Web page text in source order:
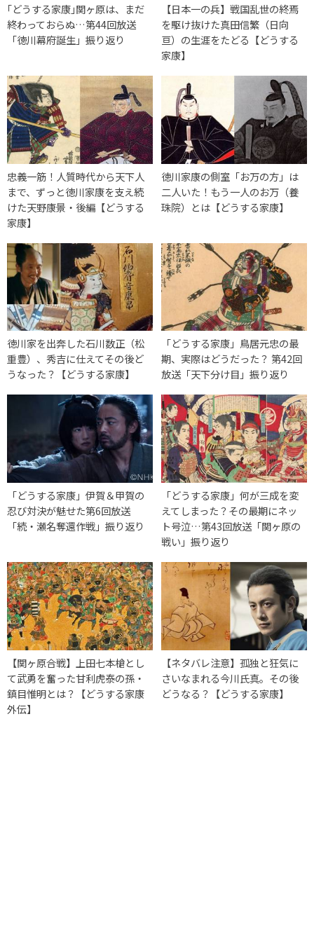
｢どうする家康｣関ヶ原は、まだ
終わっておらぬ…第44回放送
「徳川幕府誕生」振り返り
【日本一の兵】戦国乱世の終焉
を駆け抜けた真田信繁（日向
亘）の生涯をたどる【どうする
家康】
忠義一筋！人質時代から天下人
まで、ずっと徳川家康を支え続
けた天野康景・後編【どうする
家康】
徳川家康の側室「お万の方」は
二人いた！もう一人のお万（養
珠院）とは【どうする家康】
徳川家を出奔した石川数正（松
重豊）、秀吉に仕えてその後ど
うなった？【どうする家康】
「どうする家康」鳥居元忠の最
期、実際はどうだった？ 第42回
放送「天下分け目」振り返り
「どうする家康」伊賀＆甲賀の
忍び対決が魅せた第6回放送
「続・瀬名奪還作戦」振り返り
「どうする家康」何が三成を変
えてしまった？その最期にネッ
ト号泣…第43回放送「関ヶ原の
戦い」振り返り
【関ヶ原合戦】上田七本槍とし
て武勇を奮った甘利虎泰の孫・
鎮目惟明とは？【どうする家康
外伝】
【ネタバレ注意】孤独と狂気に
さいなまれる今川氏真。その後
どうなる？【どうする家康】